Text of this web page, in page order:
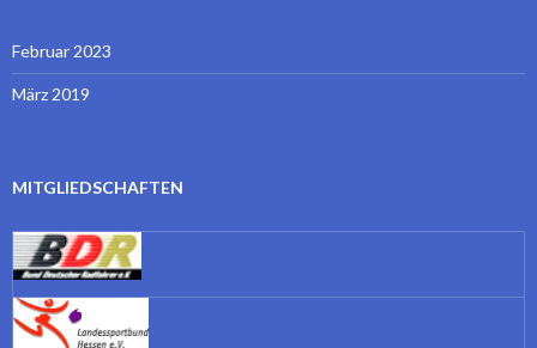
Februar 2023
März 2019
MITGLIEDSCHAFTEN